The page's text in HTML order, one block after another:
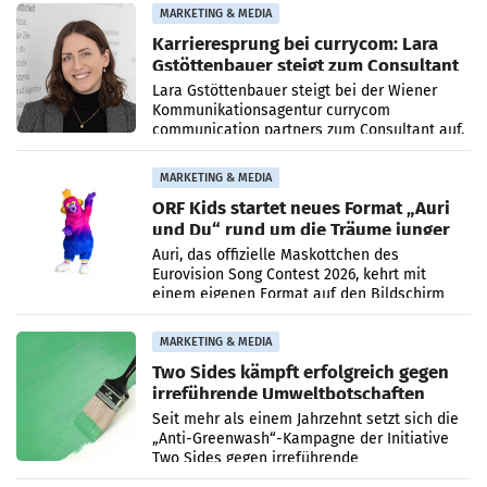
2026 gegenüber dem
MARKETING & MEDIA
Karrieresprung bei currycom: Lara
Gstöttenbauer steigt zum Consultant
auf
Lara Gstöttenbauer steigt bei der Wiener
Kommunikationsagentur currycom
communication partners zum Consultant auf.
Die 27-jährige Beraterin betreut Kundinnen
und Kunden in den Bereichen
MARKETING & MEDIA
ORF Kids startet neues Format „Auri
und Du“ rund um die Träume junger
Menschen
Auri, das offizielle Maskottchen des
Eurovision Song Contest 2026, kehrt mit
einem eigenen Format auf den Bildschirm
zurück. In der neuen Sendung „Auri und Du“
bei ORF Kids steht
MARKETING & MEDIA
Two Sides kämpft erfolgreich gegen
irreführende Umweltbotschaften
beim Papiereinsatz
Seit mehr als einem Jahrzehnt setzt sich die
„Anti-Greenwash“-Kampagne der Initiative
Two Sides gegen irreführende
Umweltaussagen bei Papierkommunikation